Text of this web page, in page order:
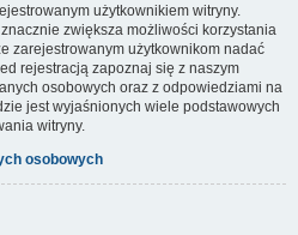
użytkownikiem witryny.
zwiększa możliwości korzystania
zarejestrowanym użytkownikom nadać
rejestracją zapoznaj się z naszym
osobowych oraz z odpowiedziami na
jest wyjaśnionych wiele podstawowych
witryny.
osobowych